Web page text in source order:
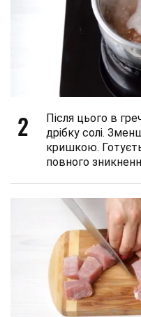
2
Після цього в
дрібку солі.
кришкою.
повного